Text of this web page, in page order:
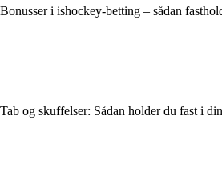
Bonusser i ishockey-betting – sådan
Tab og skuffelser: Sådan holder du fast i